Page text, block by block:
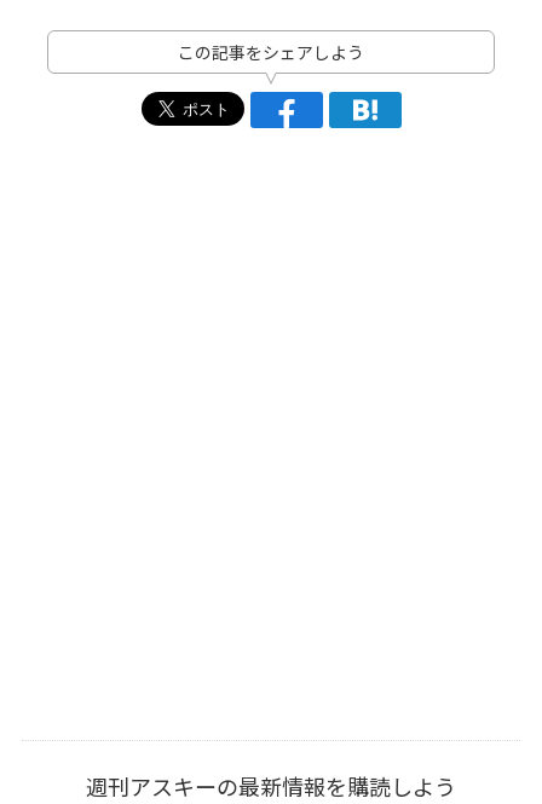
この記事をシェアしよう
週刊アスキーの最新情報を購読しよう